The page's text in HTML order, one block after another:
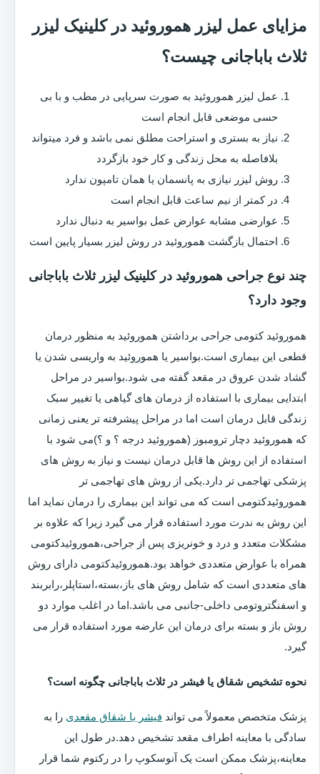
مزایای عمل لیزر هموروئید در کلینیک لیزر
ثلاث باباجانی چیست؟
عمل لیزر هموروئید به صورت سرپایی در مطب و با بی
حسی موضعی قابل انجام است
نیاز به بستری و استراحت مطلق نمی باشد و فرد میتواند
بلافاصله به محل زندگی و کار خود بازگردد
روش لیزر نیازی به پانسمان یا همان تامپون ندارد
در کمتر از نیم ساعت قابل انجام است
عوارضی مشابه عوارض عمل بواسیر به دنبال ندارد
احتمال بازگشت هموروئید در روش لیزر بسیار پایین است
چند نوع جراحی هموروئید در کلینیک لیزر ثلاث باباجانی
وجود دارد؟
هموروئید کتومی جراحی برداشتن هموروئید به منظور درمان
قطعی این بیماری است.بواسیر یا هموروئید به واریسی شدن یا
گشاد شدن عروق در مقعد گفته می شود.بواسیر در مراحل
ابتدایی بیماری با استفاده از درمان های گیاهی یا تغییر سبک
زندگی قابل درمان است اما در مراحل پیشرفته تر یعنی زمانی
که هموروئید دچار ترومبوز (هموروئید درجه ؟ و ؟)می شود با
استفاده از این روش ها قابل درمان نیست و نیاز به روش های
پزشکی تهاجمی تر دارد.یکی از روش های تهاجمی تر
هموروئیدکتومی است که می تواند این بیماری را درمان نماید اما
این روش به ندرت مورد استفاده قرار می گیرد زیرا که علاوه بر
مشکلات متعدد و درد و خونریزی پس از جراحی،هموروئیدکتومی
همراه با عوارض متعددی خواهد بود.هموروئیدکتومی دارای روش
های متعددی است که شامل روش های باز،بسته،استاپلر،رابربند
و اسفنگتروتومی داخلی-جانبی می باشد.اما در اغلب موارد دو
روش باز و بسته برای درمان این عارضه مورد استفاده قرار می
گیرد.
نحوه تشخیص شقاق یا فیشر در ثلاث باباجانی چگونه است؟
پزشک متخصص معمولاً می تواند فیشر یا شقاق مقعدی را به
سادگی با معاینه اطراف مقعد تشخیص دهد.در طول این
معاینه،پزشک ممکن است یک آنوسکوپ را در رکتوم شما قرار